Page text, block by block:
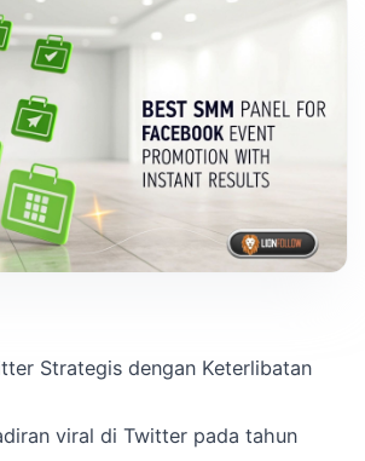
Strategis dengan Keterlibatan
viral di Twitter pada tahun